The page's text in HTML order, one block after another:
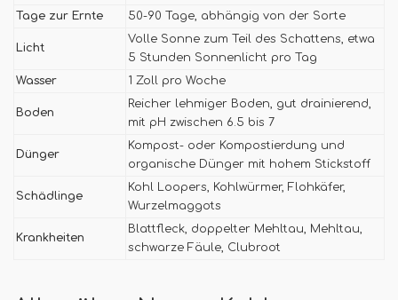
Tage zur Ernte 50-90 Tage, abhängig von der Sorte
Licht
Volle Sonne zum Teil des Schattens, etwa
5 Stunden Sonnenlicht pro Tag
Wasser
1 Zoll pro Woche
Boden
Reicher lehmiger Boden, gut drainierend,
mit pH zwischen 6.5 bis 7
Dünger
Kompost- oder Kompostierdung und
organische Dünger mit hohem Stickstoff
Schädlinge
Kohl Loopers, Kohlwürmer, Flohkäfer,
Wurzelmaggots
Krankheiten
Blattfleck, doppelter Mehltau, Mehltau,
schwarze Fäule, Clubroot